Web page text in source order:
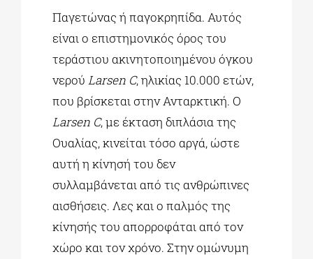
Παγετώνας ή παγοκρηπίδα. Αυτός
είναι ο επιστημονικός όρος του
τεράστιου ακινητοποιημένου όγκου
νερού Larsen C, ηλικίας 10.000 ετών,
που βρίσκεται στην Ανταρκτική. Ο
Larsen C, με έκταση διπλάσια της
Ουαλίας, κινείται τόσο αργά, ώστε
αυτή η κίνησή του δεν
συλλαμβάνεται από τις ανθρώπινες
αισθήσεις. Λες και ο παλμός της
κίνησής του απορροφάται από τον
χώρο και τον χρόνο. Στην ομώνυμη